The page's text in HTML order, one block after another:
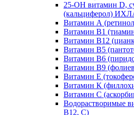
25-OH витамин D,
(кальциферол)
Витамин А
Витамин В1
Витамин В12
Витамин В5
Витамин В6
Витамин В9
Витамин Е
Витамин К
Витамин С
Водорастворимые
В12, С)